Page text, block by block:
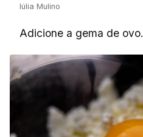
Iúlia Mulino
Adicione a gema de ovo.